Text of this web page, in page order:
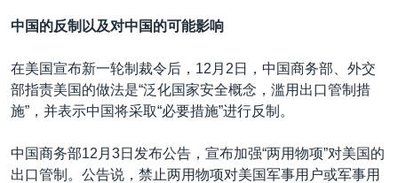
中国的反制以及对中国的可能影响
在美国宣布新一轮制裁令后，12月2日，中国商务部、外交
部指责美国的做法是“泛化国家安全概念，滥用出口管制措
施”，并表示中国将采取“必要措施”进行反制。
中国商务部12月3日发布公告，宣布加强“两用物项”对美国的
出口管制。公告说，禁止两用物项对美国军事用户或军事用